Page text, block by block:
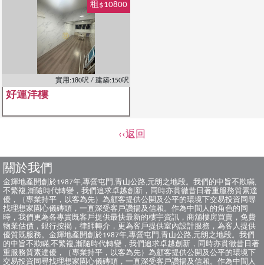
租$10800
實用:180呎 / 建築:150呎
好運洋樓
‹‹返回
關於我們
金輝地產開創於1987年,專營屯門,青山公路,元朗之地段。我們的中旨不欺瞞,
不繁複,漸隨時代轉變，我們追求卓越創新，同時亦貫徹昔日著重服務質素達
優，｛專業持平，以客為先｝為顧客提供公開及公平的環境下交易投資同尋
找理想家園心儀磚頭，一直深受客戶讚揚及信賴。作為中間人的角色的同
時，我們更為各專貴既客戶提供最快最新的樓宇資訊，商舖樓房買賣，免費
物業估價，銀行按揭，律師轉介，更為客戶提供室內設計服務，為客人提供
優質既服務。金輝地產開創於1987年,專營屯門,青山公路,元朗之地段。我們
的中旨不欺瞞,不繁複,漸隨時代轉變，我們追求卓越創新，同時亦貫徹昔日著
重服務質素達優，｛專業持平，以客為先｝為顧客提供公開及公平的環境下
交易投資同尋找理想家園心儀磚頭，一直深受客戶讚揚及信賴。作為中間人